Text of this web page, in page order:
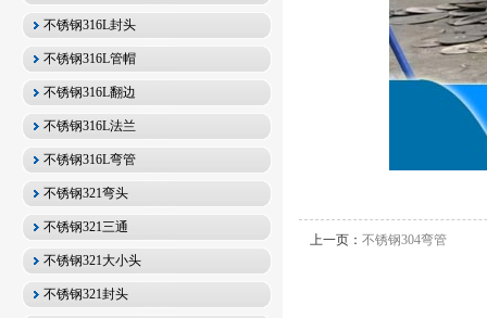
不锈钢316L封头
不锈钢316L管帽
不锈钢316L翻边
不锈钢316L法兰
不锈钢316L弯管
不锈钢321弯头
不锈钢321三通
不锈钢321大小头
不锈钢321封头
上一页： 不锈钢304弯管